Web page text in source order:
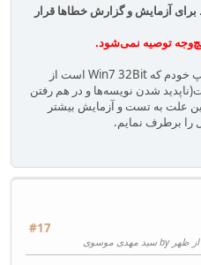
برای آزمایش و گزارش خطاها قرار
توصیه نمی‌شود.
متاسفانه بر روی سیستم‌عامل لپ‌تاپ خودم که Win7 32Bit است از
شدن نویسه‌ها و در هم رفتن
علت به تست و آزمایش بیشتر
را برطرف نمایم.
#17